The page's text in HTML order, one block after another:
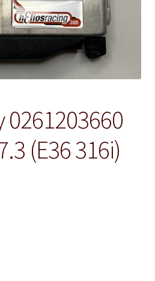
0261203660
(E36 316i)